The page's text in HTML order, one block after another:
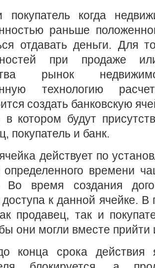
покупатель когда
раньше
отдавать деньги. Для
при продаже
рынок
технологию
создать банковскую
в котором будут
покупатель и банк.
действует по
определенного времени
Во время создания
к данной ячейке.
продавец, так и
они могли вместе прийти
конца срока действия